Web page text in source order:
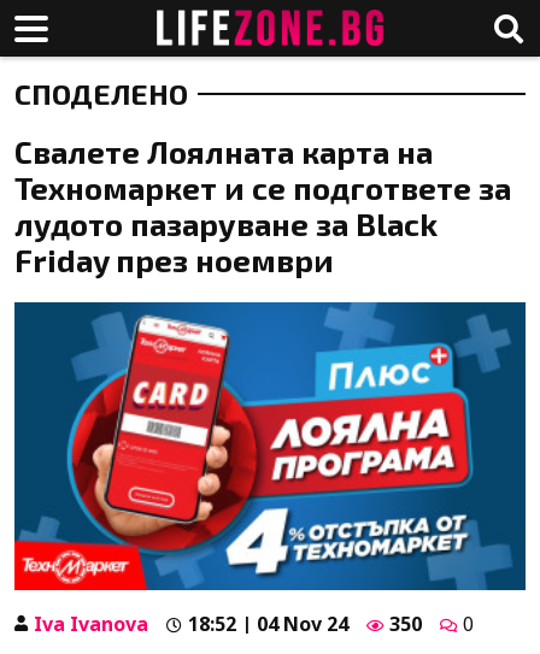
СПОДЕЛЕНО
Свалете Лоялната карта на
Техномаркет и се подгответе за
лудото пазаруване за Black
Friday през ноември
Iva Ivanova 18:52 | 04 Nov 24 350 0